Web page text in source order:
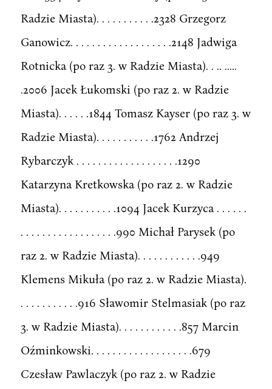
Radzie Miasta). . . . . . . . . . .2328 Grzegorz
Ganowicz. . . . . . . . . . . . . . . . . . .2148 Jadwiga
Rotnicka (po raz 3. w Radzie Miasta). . .. .....
.2006 Jacek Łukomski (po raz 2. w Radzie
Miasta). . . . . .1844 Tomasz Kayser (po raz 3. w
Radzie Miasta). . . . . . . . . . .1762 Andrzej
Rybarczyk . . . . . . . . . . . . . . . . . . .1290
Katarzyna Kretkowska (po raz 2. w Radzie
Miasta). . . . . . . . . . .1094 Jacek Kurzyca . . . . . .
. . . . . . . . . . . . . . . . . .990 Michał Parysek (po
raz 2. w Radzie Miasta). . . . . . . . . . . .949
Klemens Mikuła (po raz 2. w Radzie Miasta).
. . . . . . . . . . .916 Sławomir Stelmasiak (po raz
3. w Radzie Miasta). . . . . . . . . . . .857 Marcin
Oźminkowski. . . . . . . . . . . . . . . . . . .679
Czesław Pawlaczyk (po raz 2. w Radzie